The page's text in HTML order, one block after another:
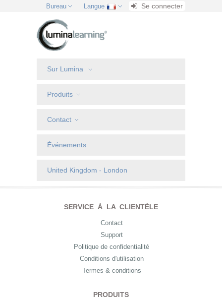
Bureau Langue Se connecter
Sur Lumina
Produits
Contact
Événements
United Kingdom - London
SERVICE À LA CLIENTÈLE
Contact
Support
Politique de confidentialité
Conditions d'utilisation
Termes & conditions
PRODUITS